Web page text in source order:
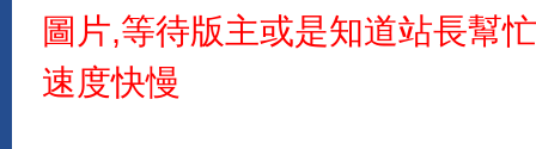
圖片,等待版主或是知道站長幫
速度快慢